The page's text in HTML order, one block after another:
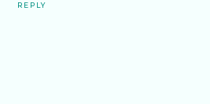
REPLY